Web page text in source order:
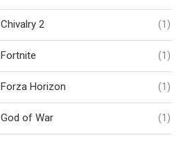
Chivalry 2 (1)
Fortnite (1)
Forza Horizon (1)
God of War (1)